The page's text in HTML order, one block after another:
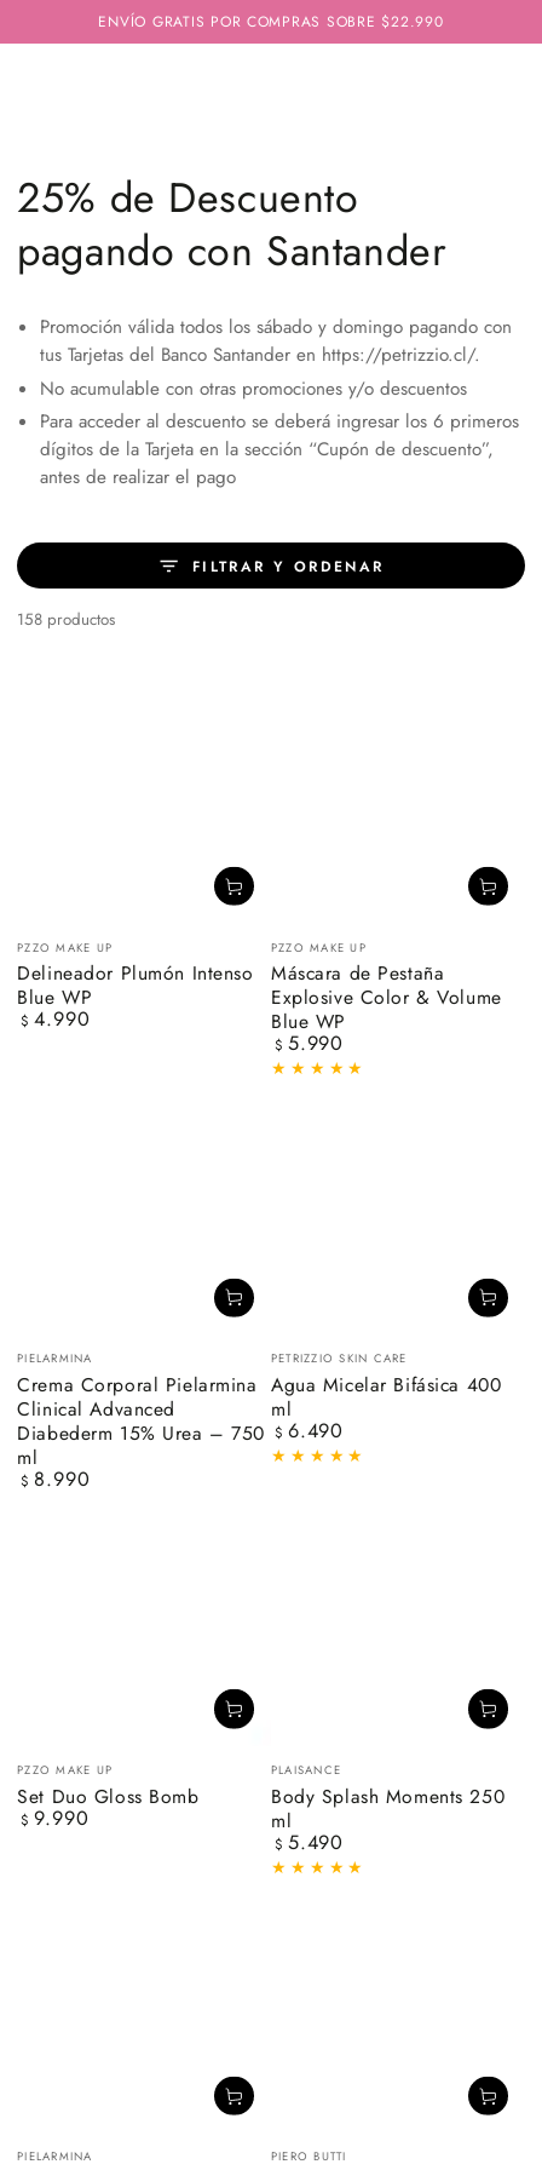
CONTENIDOENVÍO GRATIS POR COMPRAS SOBRE $22.990
Colección:
25% de Descuento
pagando con Santander
Promoción válida todos los sábado y domingo pagando con
tus Tarjetas del Banco Santander en https://petrizzio.cl/.
No acumulable con otras promociones y/o descuentos
Para acceder al descuento se deberá ingresar los 6 primeros
dígitos de la Tarjeta en la sección “Cupón de descuento”,
antes de realizar el pago
FILTRAR Y ORDENAR
158 productos
Vendedor:
PZZO MAKE UP
Delineador Plumón Intenso
Blue WP
Precio
$ 4.990
Vendedor:
PZZO MAKE UP
Máscara de Pestaña
Explosive Color & Volume
Blue WP
Precio
regular
$ 5.990
Vendedor:
PIELARMINA
Crema Corporal Pielarmina
Clinical Advanced
Diabederm 15% Urea – 750
ml
Precio
$ 8.990
Vendedor:
PETRIZZIO SKIN CARE
Agua Micelar Bifásica 400
ml
Precio
regular
$ 6.490
Vendedor:
PZZO MAKE UP
Set Duo Gloss Bomb
Precio
$ 9.990
Vendedor:
PLAISANCE
Body Splash Moments 250
ml
Precio
regular
$ 5.490
Vendedor:
PIELARMINA Vendedor:
PIERO BUTTI